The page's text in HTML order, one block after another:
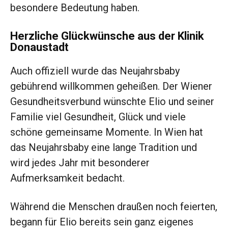
besondere Bedeutung haben.
Herzliche Glückwünsche aus der Klinik
Donaustadt
Auch offiziell wurde das Neujahrsbaby
gebührend willkommen geheißen. Der Wiener
Gesundheitsverbund wünschte Elio und seiner
Familie viel Gesundheit, Glück und viele
schöne gemeinsame Momente. In Wien hat
das Neujahrsbaby eine lange Tradition und
wird jedes Jahr mit besonderer
Aufmerksamkeit bedacht.
Während die Menschen draußen noch feierten,
begann für Elio bereits sein ganz eigenes